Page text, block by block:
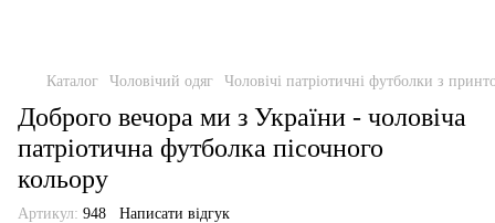
Каталог Чоловічий одяг Чоловічі патріотичні футболки з
Доброго вечора ми з України - чоловіча
патріотична футболка пісочного
кольору
Артикул: 948 Написати відгук